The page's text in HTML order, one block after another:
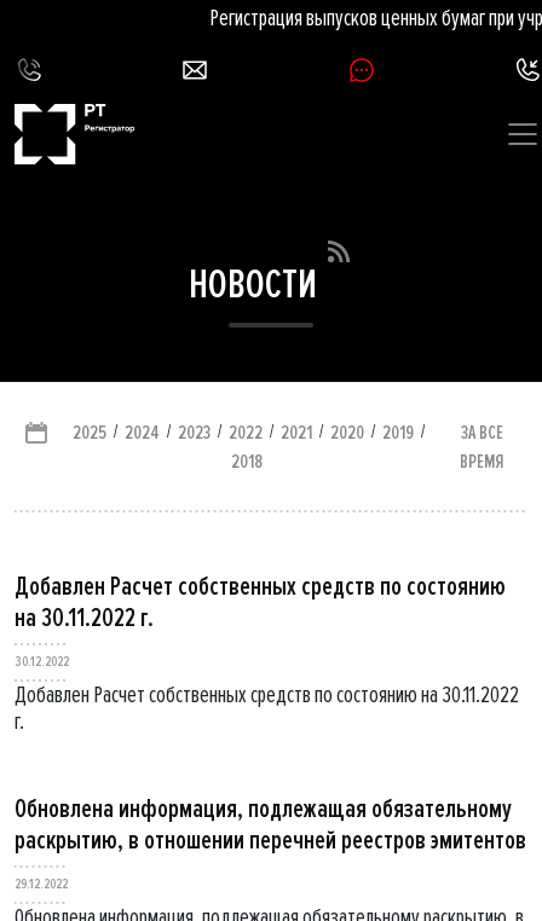
Регистрация выпусков ценных бумаг при
НОВОСТИ
2025 / 2024 / 2023 / 2022 / 2021 / 2020 / 2019 /
2018
ЗА ВСЕ
ВРЕМЯ
Добавлен Расчет собственных средств по состоянию
на 30.11.2022 г.
30.12.2022
Добавлен Расчет собственных средств по состоянию на 30.11.2022
г.
Обновлена информация, подлежащая обязательному
раскрытию, в отношении перечней реестров эмитентов
29.12.2022